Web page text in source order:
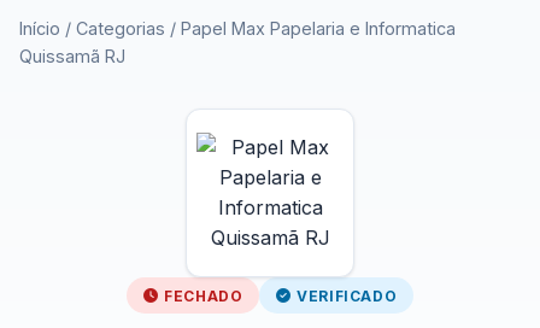
Início / Categorias / Papel Max Papelaria e Informatica
Quissamã RJ
FECHADO VERIFICADO